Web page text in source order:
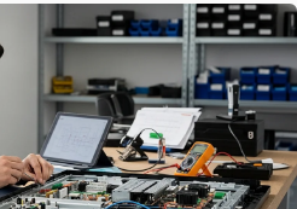
kartı kondansatör şişmesi en
→
için Loewe TV fiyat teklifi
Tamiri →